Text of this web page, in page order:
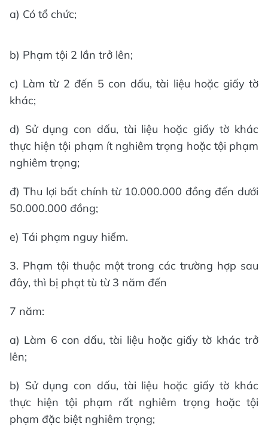
a) Có tổ chức;
b) Phạm tội 2 lần trở lên;
c) Làm từ 2 đến 5 con dấu, tài liệu hoặc giấy tờ
khác;
d) Sử dụng con dấu, tài liệu hoặc giấy tờ khác
thực hiện tội phạm ít nghiêm trọng hoặc tội phạm
nghiêm trọng;
đ) Thu lợi bất chính từ 10.000.000 đồng đến dưới
50.000.000 đồng;
e) Tái phạm nguy hiểm.
3. Phạm tội thuộc một trong các trường hợp sau
đây, thì bị phạt tù từ 3 năm đến
7 năm:
a) Làm 6 con dấu, tài liệu hoặc giấy tờ khác trở
lên;
b) Sử dụng con dấu, tài liệu hoặc giấy tờ khác
thực hiện tội phạm rất nghiêm trọng hoặc tội
phạm đặc biệt nghiêm trọng;